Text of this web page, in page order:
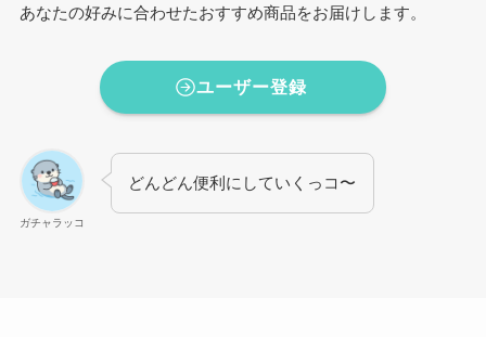
あなたの好みに合わせたおすすめ商品をお届けします。
ユーザー登録
ガチャラッコ
どんどん便利にしていくっコ〜